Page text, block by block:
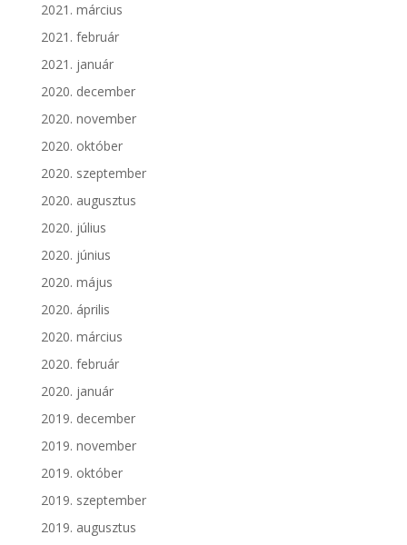
2021. március
2021. február
2021. január
2020. december
2020. november
2020. október
2020. szeptember
2020. augusztus
2020. július
2020. június
2020. május
2020. április
2020. március
2020. február
2020. január
2019. december
2019. november
2019. október
2019. szeptember
2019. augusztus